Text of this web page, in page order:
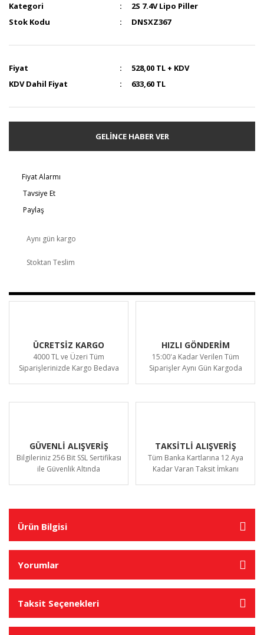
Kategori
2S 7.4V Lipo Piller
Stok Kodu
DNSXZ367
Fiyat
528,00 TL + KDV
KDV Dahil Fiyat
633,60 TL
GELİNCE HABER VER
Fiyat Alarmı
Tavsiye Et
Paylaş
Aynı gün kargo
Stoktan Teslim
ÜCRETSİZ KARGO
4000 TL ve Üzeri Tüm
Siparişlerinizde Kargo Bedava
HIZLI GÖNDERİM
15:00'a Kadar Verilen Tüm
Siparişler Aynı Gün Kargoda
GÜVENLİ ALIŞVERİŞ
Bilgileriniz 256 Bit SSL Sertifikası
ile Güvenlik Altında
TAKSİTLİ ALIŞVERİŞ
Tüm Banka Kartlarına 12 Aya
Kadar Varan Taksit İmkanı
Ürün Bilgisi
Yorumlar
Taksit Seçenekleri